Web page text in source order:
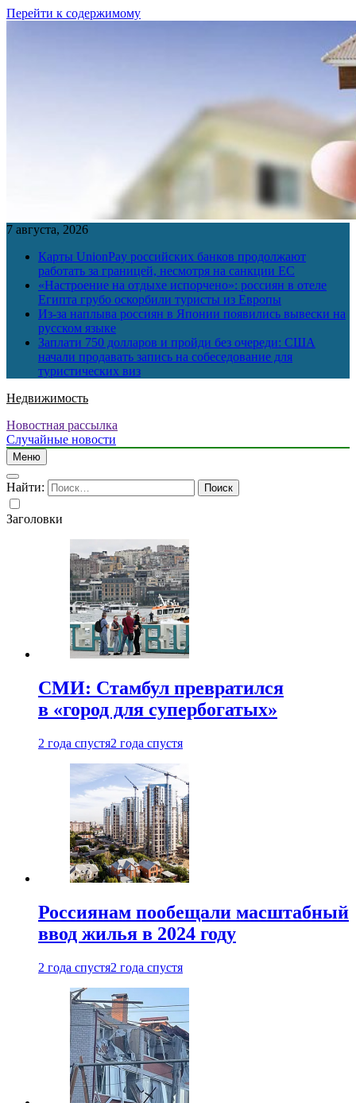
Перейти к содержимому
7 августа, 2026
Карты UnionPay российских банков продолжают
работать за границей, несмотря на санкции ЕС
«Настроение на отдыхе испорчено»: россиян в отеле
Египта грубо оскорбили туристы из Европы
Из-за наплыва россиян в Японии появились вывески на
русском языке
Заплати 750 долларов и пройди без очереди: США
начали продавать запись на собеседование для
туристических виз
Недвижимость
Новостная рассылка
Случайные новости
Меню
Найти:
Заголовки
СМИ: Стамбул превратился
в «город для супербогатых»
2 года спустя2 года спустя
Россиянам пообещали масштабный
ввод жилья в 2024 году
2 года спустя2 года спустя